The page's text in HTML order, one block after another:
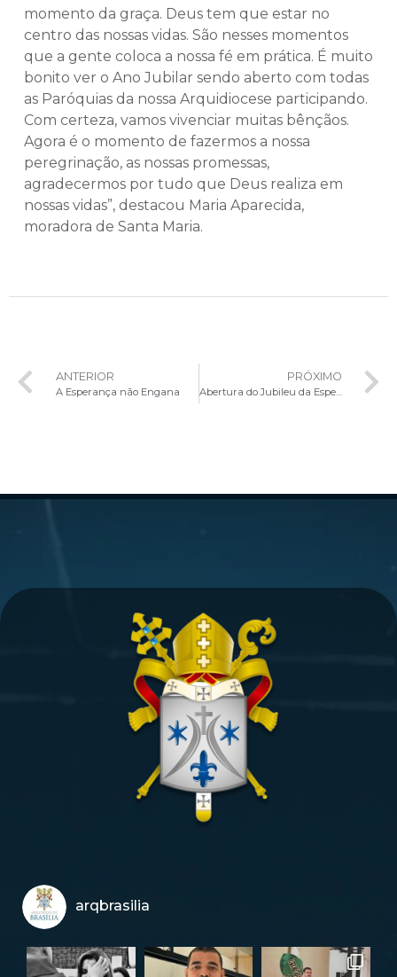
momento da graça. Deus tem que estar no
centro das nossas vidas. São nesses momentos
que a gente coloca a nossa fé em prática. É muito
bonito ver o Ano Jubilar sendo aberto com todas
as Paróquias da nossa Arquidiocese participando.
Com certeza, vamos vivenciar muitas bênçãos.
Agora é o momento de fazermos a nossa
peregrinação, as nossas promessas,
agradecermos por tudo que Deus realiza em
nossas vidas”, destacou Maria Aparecida,
moradora de Santa Maria.
ANTERIOR
A Esperança não Engana
PRÓXIMO
Abertura do Jubileu da Esperança na Arquidiocese de Brasília é marcado pela fé e união na Esplanada dos Ministérios
arqbrasilia